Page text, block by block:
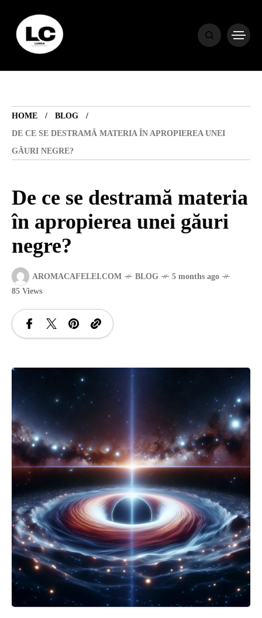
HOME
BLOG
DE CE SE DESTRAMĂ MATERIA ÎN APROPIEREA UNEI
GĂURI NEGRE?
De ce se destramă materia
în apropierea unei găuri
negre?
AROMACAFELEI.COM BLOG
5 months ago
85 Views
HOME
BLOG
HOROSCOP
ENGLISH
CONTENT
SANATATE
INGRIJIRE
ISTORIE
NATURĂ
STIRI
ȘTIINȚA
ANIMALE